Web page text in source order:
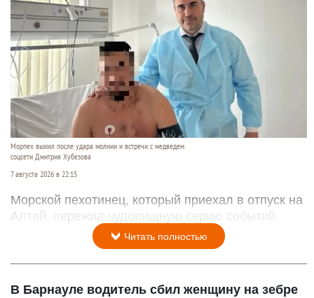
Морпех выжил после удара молнии и встречи с медведем
соцсети Дмитрия Хубезова
7 августа 2026 в 22:15
Морской пехотинец, который приехал в отпуск на
Алтай, пережил чудовищную серию событий.
Читать полностью
В Барнауле водитель сбил женщину на зебре